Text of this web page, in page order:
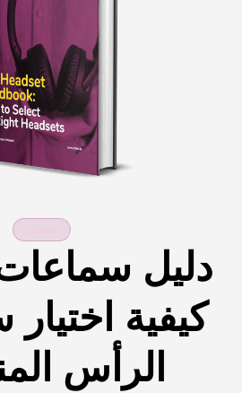
دليل
كيفية
الرأس